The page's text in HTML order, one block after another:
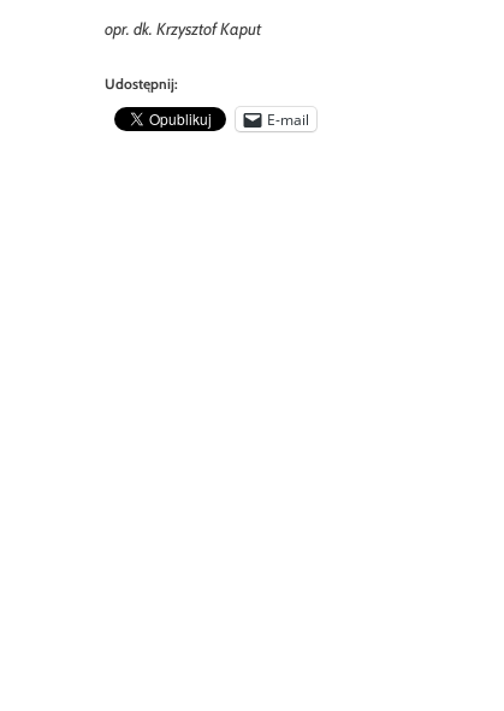
opr. dk. Krzysztof Kaput
Udostępnij:
E-mail